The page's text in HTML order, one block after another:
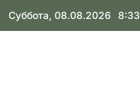
Skip
Суббота, 08.08.2026